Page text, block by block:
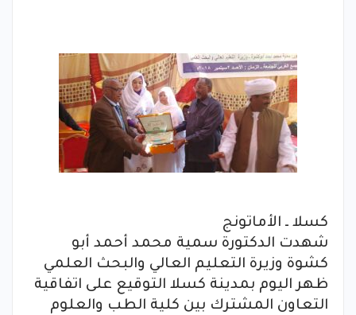
كسلا ـ الأماتونج
شهدت الدكتورة سمية محمد أحمد أبو
كشوة وزيرة التعليم العالي والبحث العلمي
ظهر اليوم بمدينة كسلا التوقيع على اتفاقية
التعاون المشترك بين كلية الطب والعلوم